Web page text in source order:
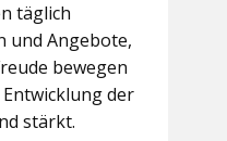
täglich
und Angebote,
bewegen
der
stärkt.